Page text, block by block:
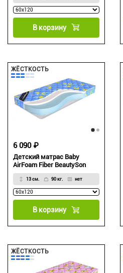
В корзину
ЖЁСТКОСТЬ
Детский матрас Baby
AirFoam Fiber BeautySon
13 см. 90 кг. нет
6 090 ₽
В корзину
ЖЁСТКОСТЬ